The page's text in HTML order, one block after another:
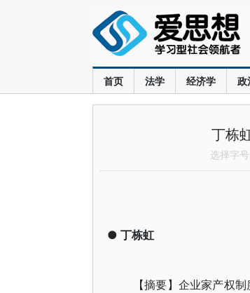
首页 法学 经济学 政
丁栋
选择字号
● 丁栋虹
【摘要】企业家产权